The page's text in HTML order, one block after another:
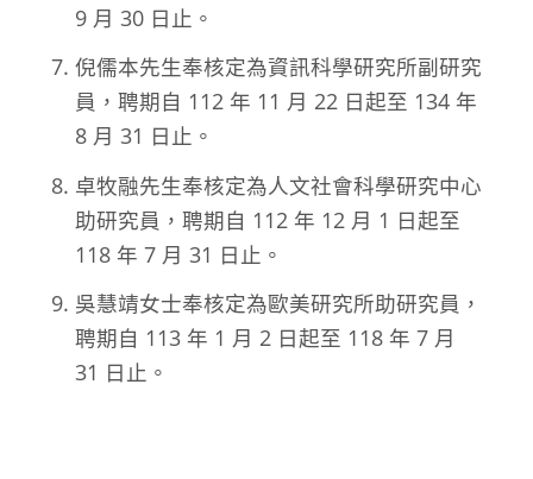
9 月 30 日止。
倪儒本先生奉核定為資訊科學研究所副研究
員，聘期自 112 年 11 月 22 日起至 134 年
8 月 31 日止。
卓牧融先生奉核定為人文社會科學研究中心
助研究員，聘期自 112 年 12 月 1 日起至
118 年 7 月 31 日止。
吳慧靖女士奉核定為歐美研究所助研究員，
聘期自 113 年 1 月 2 日起至 118 年 7 月
31 日止。